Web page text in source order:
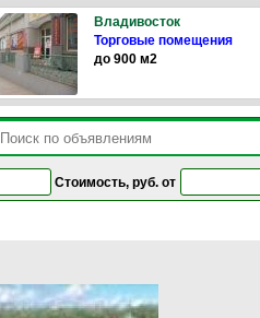
Владивосток
Торговые помещения
до 900 м2
Стоимость, руб. от